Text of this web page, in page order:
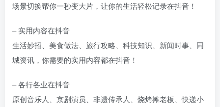
场景切换帮你一秒变大片，让你的生活轻松记录在抖音！
– 实用内容在抖音
生活妙招、美食做法、旅行攻略、科技知识、新闻时事、同
城资讯，你需要的实用内容都在抖音！
– 各行各业在抖音
原创音乐人、京剧演员、非遗传承人、烧烤摊老板、快递小